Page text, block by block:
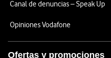
Canal de denuncias – Speak Up
Opiniones Vodafone
Ofertas y promociones